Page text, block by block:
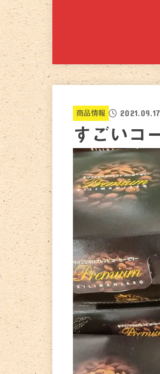
商品情報 2021.09.17
すごいコ